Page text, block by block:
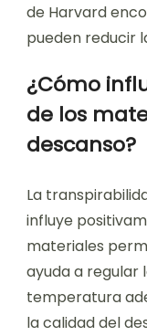
de Harvard
pueden reducir
¿Cómo
de los
descanso?
La
influye
materiales
ayuda a
temperatura
la calidad del